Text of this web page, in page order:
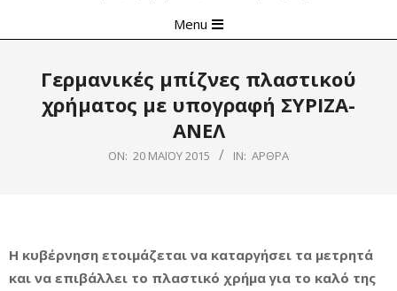
Navigation
Menu
Γερμανικές μπίζνες πλαστικού
χρήματος με υπογραφή ΣΥΡΙΖΑ-
ΑΝΕΛ
ON: 20 ΜΑΪ́ΟΥ 2015 IN: ΆΡΘΡΑ
Η κυβέρνηση ετοιμάζεται να καταργήσει τα μετρητά
και να επιβάλλει το πλαστικό χρήμα για το καλό της